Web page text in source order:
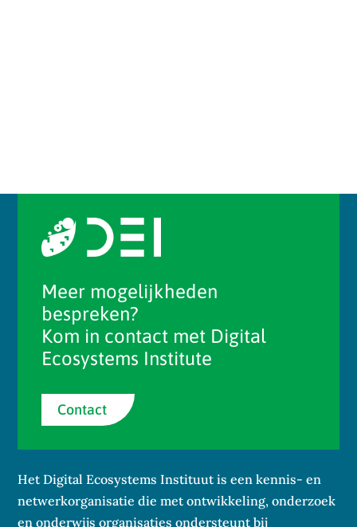
Meer mogelijkheden
bespreken?
Kom in contact met Digital
Ecosystems Institute
Contact
Het Digital Ecosystems Instituut is een kennis- en
netwerkorganisatie die met ontwikkeling, onderzoek
en onderwijs organisaties ondersteunt bij